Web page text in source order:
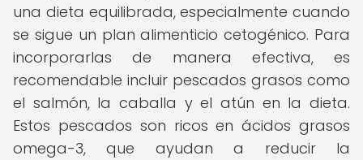
una dieta equilibrada, especialmente cuando
se sigue un plan alimenticio cetogénico. Para
incorporarlas de manera efectiva, es
recomendable incluir pescados grasos como
el salmón, la caballa y el atún en la dieta.
Estos pescados son ricos en ácidos grasos
omega-3, que ayudan a reducir la